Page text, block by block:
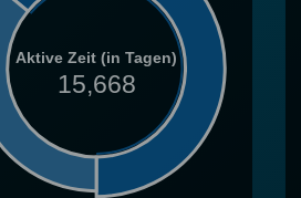
Aktive Zeit (in Tagen)
15,668